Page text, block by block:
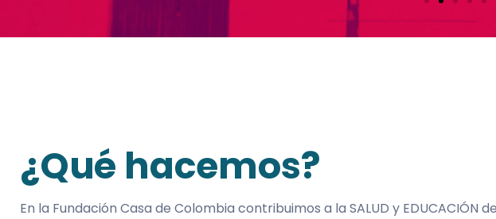
¿Qué hacemos?
En la Fundación Casa de Colombia contribuimos a la SALUD y